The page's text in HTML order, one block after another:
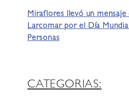
Miraflores llevó un mensaje
Larcomar por el Día
Personas
CATEGORIAS: